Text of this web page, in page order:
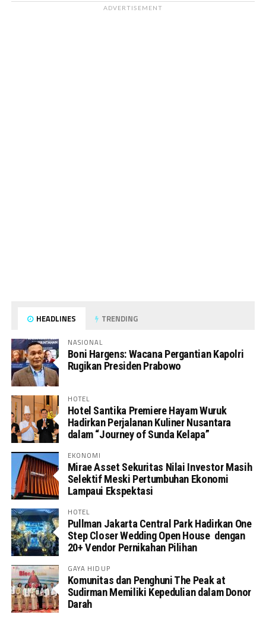
ADVERTISEMENT
HEADLINES TRENDING
NASIONAL
Boni Hargens: Wacana Pergantian Kapolri
Rugikan Presiden Prabowo
HOTEL
Hotel Santika Premiere Hayam Wuruk
Hadirkan Perjalanan Kuliner Nusantara
dalam “Journey of Sunda Kelapa”
EKONOMI
Mirae Asset Sekuritas Nilai Investor Masih
Selektif Meski Pertumbuhan Ekonomi
Lampaui Ekspektasi
HOTEL
Pullman Jakarta Central Park Hadirkan One
Step Closer Wedding Open House dengan
20+ Vendor Pernikahan Pilihan
GAYA HIDUP
Komunitas dan Penghuni The Peak at
Sudirman Memiliki Kepedulian dalam Donor
Darah